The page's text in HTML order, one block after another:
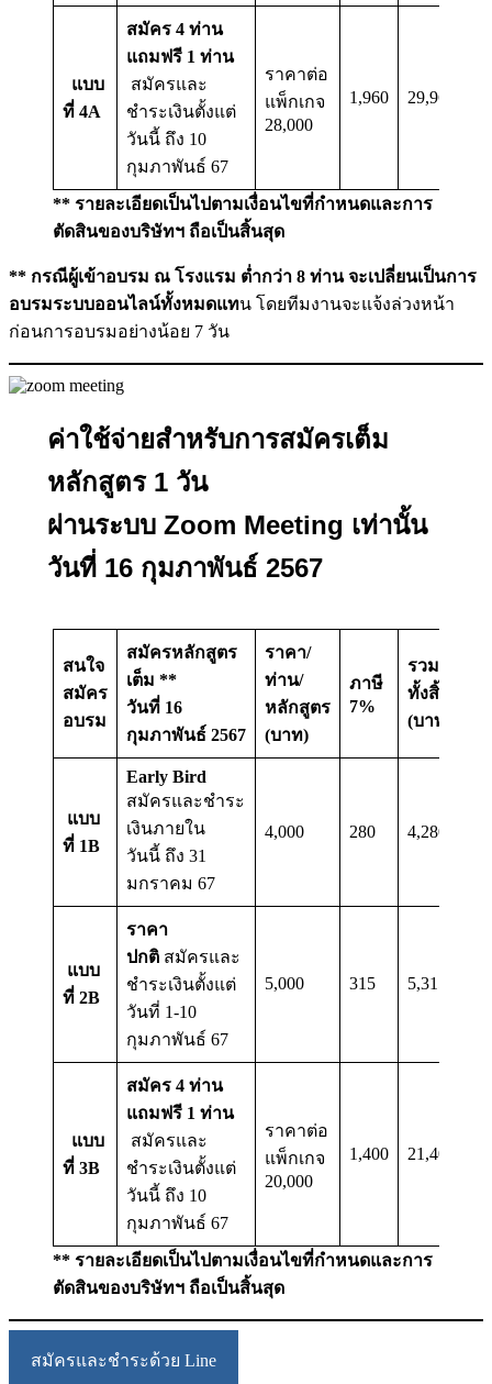
แบบ
ที่ 4A
สมัคร 4 ท่าน
แถมฟรี 1 ท่าน
สมัครและ
ชำระเงินตั้งแต่
วันนี้ ถึง 10
กุมภาพันธ์ 67
ราคาต่อ
แพ็กเกจ
28,000
1,960 29,960
** รายละเอียดเป็นไปตามเงื่อนไขที่กำหนดและการ
ตัดสินของบริษัทฯ ถือเป็นสิ้นสุด
** กรณีผู้เข้าอบรม ณ โรงแรม ต่ำกว่า 8 ท่าน จะเปลี่ยนเป็นการ
อบรมระบบออนไลน์ทั้งหมดแทน โดยทีมงานจะแจ้งล่วงหน้า
ก่อนการอบรมอย่างน้อย 7 วัน
ค่าใช้จ่ายสำหรับการสมัครเต็ม
หลักสูตร 1 วัน
ผ่านระบบ Zoom Meeting เท่านั้น
วันที่ 16 กุมภาพันธ์ 2567
สนใจ
สมัคร
อบรม
สมัครหลักสูตร
เต็ม **
วันที่ 16
กุมภาพันธ์ 2567
ราคา/
ท่าน/
หลักสูตร
(บาท)
ภาษี
7%
รวม
ทั้งสิ้น
(บาท)
แบบ
ที่ 1B
Early Bird
สมัครและชำระ
เงินภายใน
วันนี้ ถึง 31
มกราคม 67
4,000 280 4,280
แบบ
ที่ 2B
ราคา
ปกติ สมัครและ
ชำระเงินตั้งแต่
วันที่ 1-10
กุมภาพันธ์ 67
5,000 315 5,315
แบบ
ที่ 3B
สมัคร 4 ท่าน
แถมฟรี 1 ท่าน
สมัครและ
ชำระเงินตั้งแต่
วันนี้ ถึง 10
กุมภาพันธ์ 67
ราคาต่อ
แพ็กเกจ
20,000
1,400 21,400
** รายละเอียดเป็นไปตามเงื่อนไขที่กำหนดและการ
ตัดสินของบริษัทฯ ถือเป็นสิ้นสุด
สมัครและชำระด้วย Line